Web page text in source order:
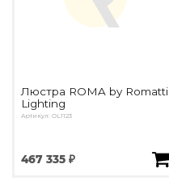
Люстра ROMA by Romatti
Lighting
Артикул: OL1123
467 335 ₽